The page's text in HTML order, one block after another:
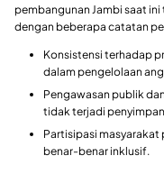
pembangunan Jambi saat
dengan beberapa catatan
Konsistensi terhadap
dalam pengelolaan
Pengawasan publik
tidak terjadi
Partisipasi
benar-benar inklusif.